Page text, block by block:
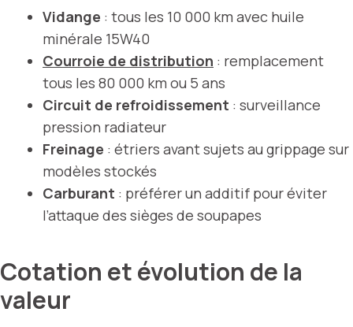
Vidange : tous les 10 000 km avec huile
minérale 15W40
Courroie de distribution : remplacement
tous les 80 000 km ou 5 ans
Circuit de refroidissement : surveillance
pression radiateur
Freinage : étriers avant sujets au grippage sur
modèles stockés
Carburant : préférer un additif pour éviter
l’attaque des sièges de soupapes
Cotation et évolution de la
valeur